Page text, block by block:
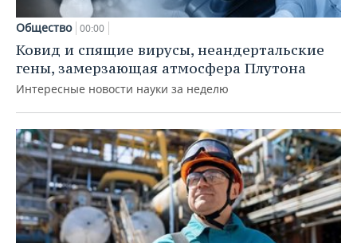
Общество 00:00
Ковид и спящие вирусы, неандертальские
гены, замерзающая атмосфера Плутона
Интересные новости науки за неделю